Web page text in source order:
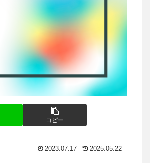
コピー
2023.07.17 2025.05.22